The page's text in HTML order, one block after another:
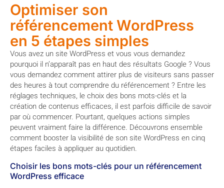
Optimiser son
référencement WordPress
en 5 étapes simples
Vous avez un site WordPress et vous vous demandez
pourquoi il n’apparaît pas en haut des résultats Google ? Vous
vous demandez comment attirer plus de visiteurs sans passer
des heures à tout comprendre du référencement ? Entre les
réglages techniques, le choix des bons mots-clés et la
création de contenus efficaces, il est parfois difficile de savoir
par où commencer. Pourtant, quelques actions simples
peuvent vraiment faire la différence. Découvrons ensemble
comment booster la visibilité de son site WordPress en cinq
étapes faciles à appliquer au quotidien.
Choisir les bons mots-clés pour un référencement
WordPress efficace